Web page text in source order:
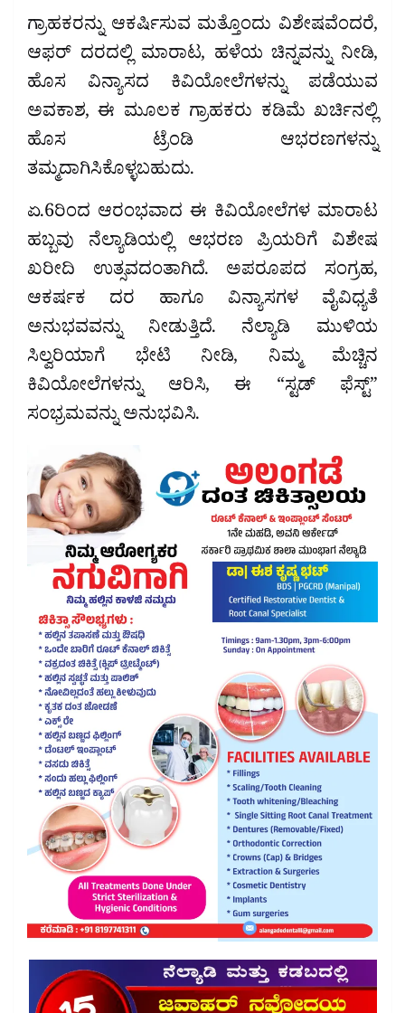
ಗ್ರಾಹಕರನ್ನು ಆಕರ್ಷಿಸುವ ಮತ್ತೊಂದು ವಿಶೇಷವೆಂದರೆ,
ಆಫರ್ ದರದಲ್ಲಿ ಮಾರಾಟ, ಹಳೆಯ ಚಿನ್ನವನ್ನು ನೀಡಿ,
ಹೊಸ ವಿನ್ಯಾಸದ ಕಿವಿಯೋಲೆಗಳನ್ನು ಪಡೆಯುವ
ಅವಕಾಶ, ಈ ಮೂಲಕ ಗ್ರಾಹಕರು ಕಡಿಮೆ ಖರ್ಚಿನಲ್ಲಿ
ಹೊಸ ಟ್ರೆಂಡಿ ಆಭರಣಗಳನ್ನು
ತಮ್ಮದಾಗಿಸಿಕೊಳ್ಳಬಹುದು.
ಏ.6ರಿಂದ ಆರಂಭವಾದ ಈ ಕಿವಿಯೋಲೆಗಳ ಮಾರಾಟ
ಹಬ್ಬವು ನೆಲ್ಯಾಡಿಯಲ್ಲಿ ಆಭರಣ ಪ್ರಿಯರಿಗೆ ವಿಶೇಷ
ಖರೀದಿ ಉತ್ಸವದಂತಾಗಿದೆ. ಅಪರೂಪದ ಸಂಗ್ರಹ,
ಆಕರ್ಷಕ ದರ ಹಾಗೂ ವಿನ್ಯಾಸಗಳ ವೈವಿಧ್ಯತೆ
ಅನುಭವವನ್ನು ನೀಡುತ್ತಿದೆ. ನೆಲ್ಯಾಡಿ ಮುಳಿಯ
ಸಿಲ್ವರಿಯಾಗೆ ಭೇಟಿ ನೀಡಿ, ನಿಮ್ಮ ಮೆಚ್ಚಿನ
ಕಿವಿಯೋಲೆಗಳನ್ನು ಆರಿಸಿ, ಈ “ಸ್ಟಡ್ ಫೆಸ್ಟ್”
ಸಂಭ್ರಮವನ್ನು ಅನುಭವಿಸಿ.